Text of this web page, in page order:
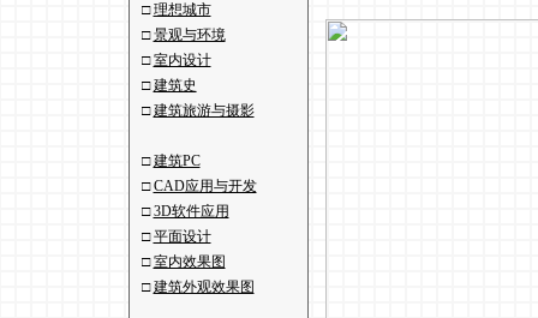
□理想城市
□景观与环境
□室内设计
□建筑史
□建筑旅游与摄影
□建筑PC
□CAD应用与开发
□3D软件应用
□平面设计
□室内效果图
□建筑外观效果图